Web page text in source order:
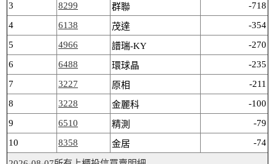
3
8299 群聯
-718
4
6138 茂達
-354
5
4966 譜瑞-KY
-270
6
6488 環球晶
-235
7
3227 原相
-211
8
3228 金麗科
-100
9
6510 精測
-79
10
8358 金居 -74